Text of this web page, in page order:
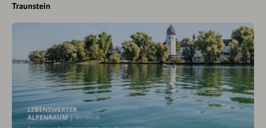
Traunstein